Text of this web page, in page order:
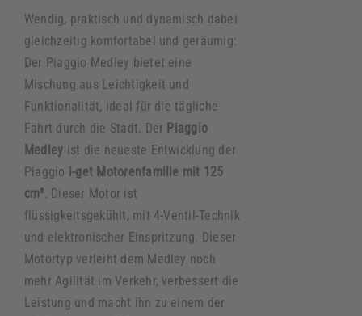
Wendig, praktisch und dynamisch dabei
gleichzeitig komfortabel und geräumig:
Der Piaggio Medley bietet eine
Mischung aus Leichtigkeit und
Funktionalität, ideal für die tägliche
Fahrt durch die Stadt. Der Piaggio
Medley ist die neueste Entwicklung der
Piaggio i-get Motorenfamilie mit 125
cm³. Dieser Motor ist
flüssigkeitsgekühlt, mit 4-Ventil-Technik
und elektronischer Einspritzung. Dieser
Motortyp verleiht dem Medley noch
mehr Agilität im Verkehr, verbessert die
Leistung und macht ihn zu einem der